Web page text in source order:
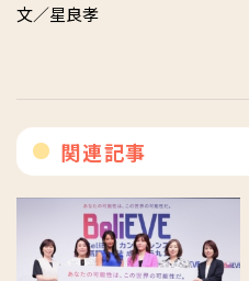
文／星良孝
関連記事